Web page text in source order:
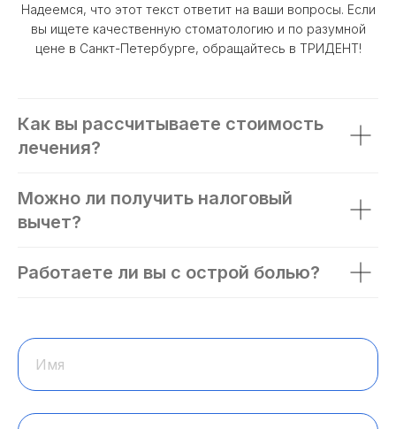
Надеемся, что этот текст ответит на ваши вопросы. Если
вы ищете качественную стоматологию и по разумной
цене в Санкт-Петербурге, обращайтесь в ТРИДЕНТ!
Как вы рассчитываете стоимость
лечения?
Можно ли получить налоговый
вычет?
Работаете ли вы с острой болью?
Имя